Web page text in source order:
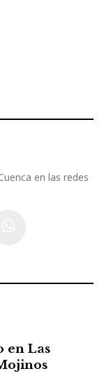
en las redes
en Las